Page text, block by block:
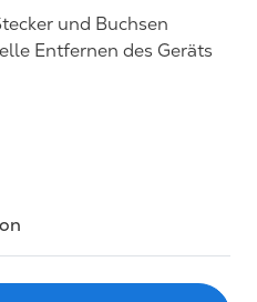
und Buchsen
Entfernen des Geräts